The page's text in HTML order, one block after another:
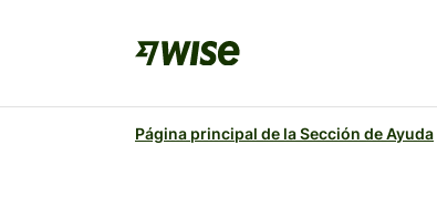
Página principal de la Sección de Ayuda